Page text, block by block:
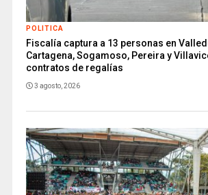
POLITICA
Fiscalía captura a 13 personas en
Cartagena, Sogamoso, Pereira y
contratos de regalías
3 agosto, 2026